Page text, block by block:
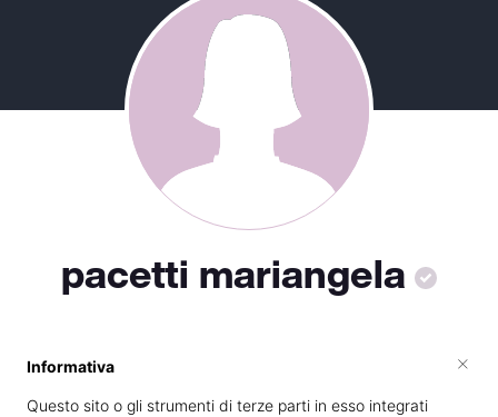
pacetti mariangela
Informativa
Questo sito o gli strumenti di terze parti in esso integrati
×